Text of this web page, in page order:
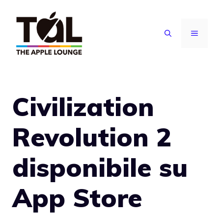
contenuto
MENU
Civilization
Revolution 2
disponibile su
App Store